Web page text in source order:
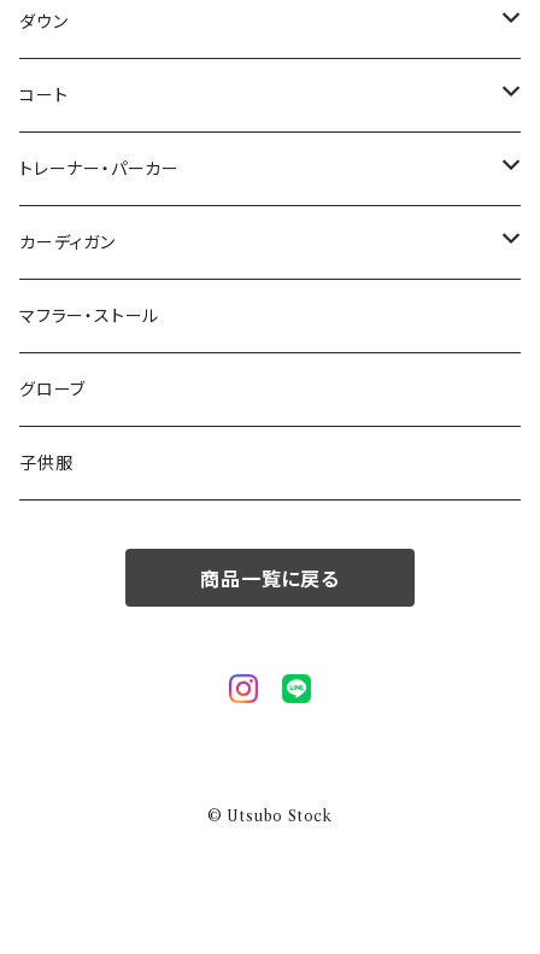
～44/S
46/M
48/L
50/XL～
ダウン
～44/S
46/M
48/L
50/XL～
コート
～44/S
46/M
48/L
50/XL～
トレーナー・パーカー
～44/S
46/M
48/L
50/XL～
カーディガン
～44/S
46/M
48/L
マフラー・ストール
グローブ
子供服
商品一覧に戻る
© Utsubo Stock